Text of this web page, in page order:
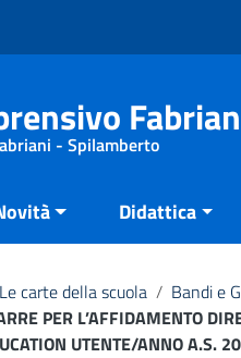
- Spilamberto
Didattica
Le carte della scuola / Bandi e
PER L’AFFIDAMENTO
UTENTE/ANNO A.S.